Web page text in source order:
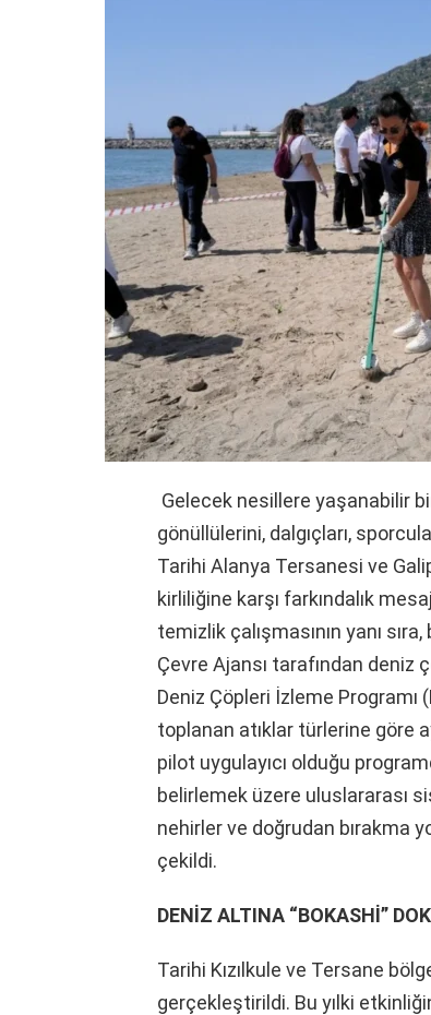
Gelecek nesillere yaşanabilir
gönüllülerini, dalgıçları,
Tarihi Alanya Tersanesi ve
kirliliğine karşı farkındalık
temizlik çalışmasının yanı
Çevre Ajansı tarafından
Deniz Çöpleri İzleme Programı
toplanan atıklar türlerine göre
pilot uygulayıcı olduğu
belirlemek üzere uluslararası
nehirler ve doğrudan bırakma
çekildi.
DENİZ ALTINA “BOKASHİ”
Tarihi Kızılkule ve Tersane
gerçekleştirildi. Bu yılki